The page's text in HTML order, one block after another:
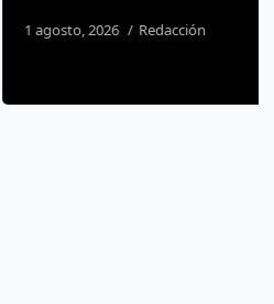
1 agosto, 2026 Redacción